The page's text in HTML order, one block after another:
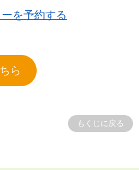
を予約する
ら
もくじに戻る